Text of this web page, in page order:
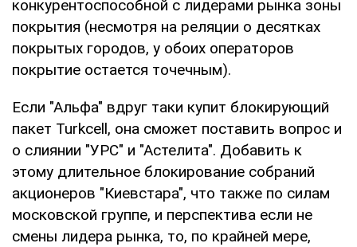
конкурентоспособной с лидерами рынка зоны
покрытия (несмотря на реляции о десятках
покрытых городов, у обоих операторов
покрытие остается точечным).
Если "Альфа" вдруг таки купит блокирующий
пакет Turkcell, она сможет поставить вопрос и
о слиянии "УРС" и "Астелита". Добавить к
этому длительное блокирование собраний
акционеров "Киевстара", что также по силам
московской группе, и перспектива если не
смены лидера рынка, то, по крайней мере,